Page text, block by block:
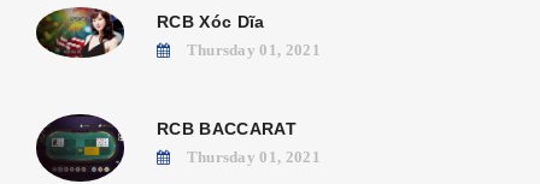
RCB Xóc Dĩa
Thursday 01, 2021
RCB BACCARAT
Thursday 01, 2021